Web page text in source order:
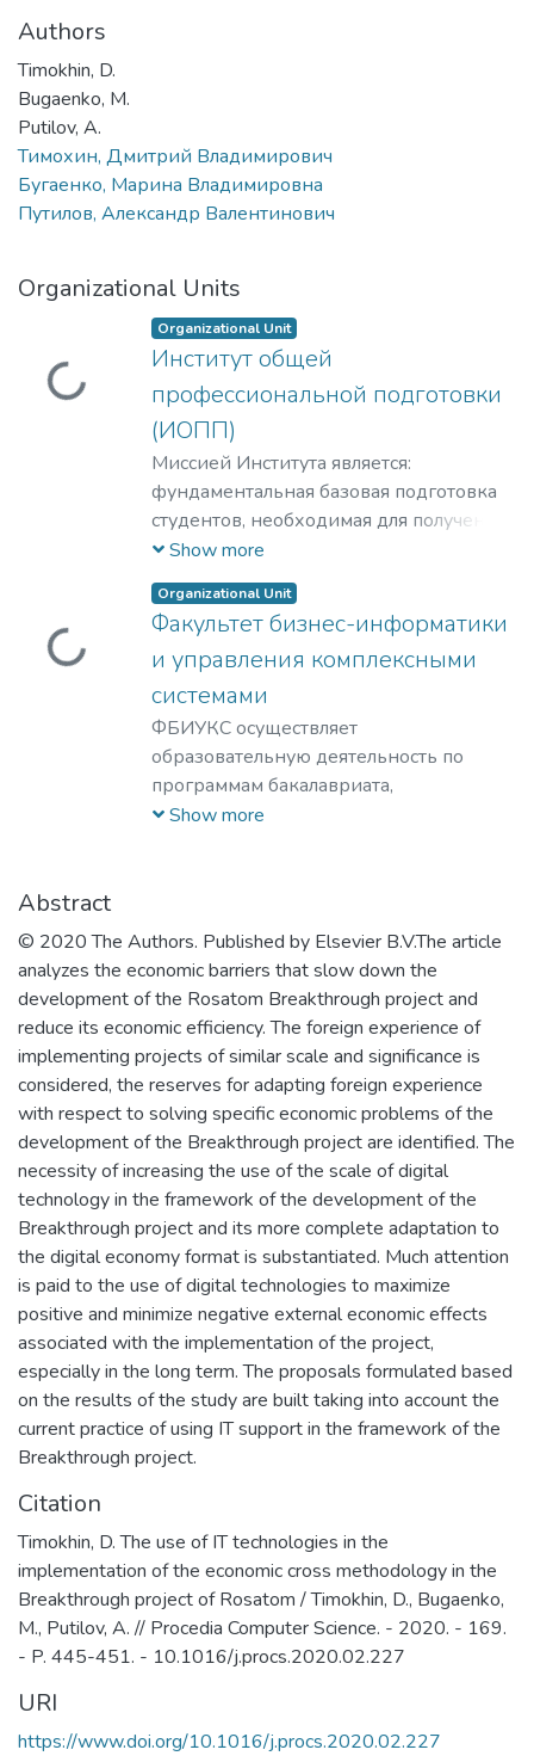
Authors
Timokhin, D.
Bugaenko, M.
Putilov, A.
Тимохин, Дмитрий Владимирович
Бугаенко, Марина Владимировна
Путилов, Александр Валентинович
Organizational Units
Loading...
Organizational Unit
Институт общей
профессиональной подготовки
(ИОПП)
Миссией Института является:
фундаментальная базовая подготовка
студентов, необходимая для получения
качественного образования на уровне
требований международных
стандартов;
удовлетворение потребностей
обучающихся в интеллектуальном,
культурном, нравственном развитии и
приобретении ими профессиональных
знаний; формирование у студентов
мотивации и умения учиться;
профессиональная ориентация
и профессионального саморазвития.
Основными целями и задачами
Института являются:
обеспечение высококачественной
(фундаментальной) базовой
подготовки студентов бакалавриата и
специалитета; поддержка и развитие у
студентов стремления к осознанному
продолжению обучения в институтах
(САЕ и др.) и на факультетах
Университета; обеспечение
преемственности образовательных
программ общего среднего и высшего
образования; обеспечение высокого
качества довузовской подготовки
учащихся Предуниверситария и школ-
партнеров НИЯУ МИФИ за счет
интеграции основного и
дополнительного образования;
Института, осуществляющими
подготовку бакалавров и специалистов
по социо-гуманитарным,
общепрофессиональным и
естественнонаучным дисциплинам,
крупных научно-образовательных
Show more
Loading...
Organizational Unit
Факультет бизнес-информатики
и управления комплексными
системами
ФБИУКС осуществляет
образовательную деятельность по
программам бакалавриата,
магистратуры и аспирантуры.
направлению «мезоэкономика» в
кооперации с академическими
институтами РАН: Центральным
экономико-математическим институтом
(ЦЭМИ РАН) и Институтом
народнохозяйственного
прогнозирования (ИНП РАН), создание
бизнес-моделей инновационного
развития «мезоэкономических» систем
— крупных корпораций и
территориальных комплексов
(территорий опережающего развития
— ТОР).
Уникальные преимущества обучения на
факультете связаны с выдающимися
отечественными учеными,
являющимися профессорами
факультета. Академик РАН, директор
ИНП РАН В.В. Ивантер, члены-
корреспонденты РАН Г.Б. Клейнер, Б.Н.
другие — это «золотой фонд»
образовательного комплекса
факультета и одновременно мощный
научный центр, обеспечивающий
исследования и разработки на самом
современном уровне.
Show more
Abstract
© 2020 The Authors. Published by Elsevier B.V.The article
analyzes the economic barriers that slow down the
development of the Rosatom Breakthrough project and
reduce its economic efficiency. The foreign experience of
implementing projects of similar scale and significance is
considered, the reserves for adapting foreign experience
with respect to solving specific economic problems of the
development of the Breakthrough project are identified. The
necessity of increasing the use of the scale of digital
technology in the framework of the development of the
Breakthrough project and its more complete adaptation to
the digital economy format is substantiated. Much attention
is paid to the use of digital technologies to maximize
positive and minimize negative external economic effects
associated with the implementation of the project,
especially in the long term. The proposals formulated based
on the results of the study are built taking into account the
current practice of using IT support in the framework of the
Breakthrough project.
Citation
Timokhin, D. The use of IT technologies in the
implementation of the economic cross methodology in the
Breakthrough project of Rosatom / Timokhin, D., Bugaenko,
M., Putilov, A. // Procedia Computer Science. - 2020. - 169.
- P. 445-451. - 10.1016/j.procs.2020.02.227
URI
https://www.doi.org/10.1016/j.procs.2020.02.227